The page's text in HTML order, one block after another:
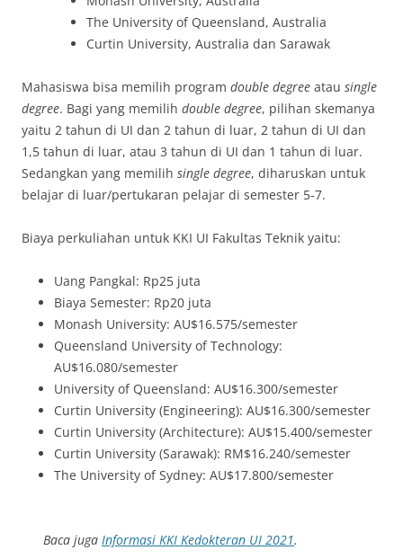
The University of Queensland, Australia
Curtin University, Australia dan Sarawak
Mahasiswa bisa memilih program double degree atau single
degree. Bagi yang memilih double degree, pilihan skemanya
yaitu 2 tahun di UI dan 2 tahun di luar, 2 tahun di UI dan
1,5 tahun di luar, atau 3 tahun di UI dan 1 tahun di luar.
Sedangkan yang memilih single degree, diharuskan untuk
belajar di luar/pertukaran pelajar di semester 5-7.
Biaya perkuliahan untuk KKI UI Fakultas Teknik yaitu:
Uang Pangkal: Rp25 juta
Biaya Semester: Rp20 juta
Monash University: AU$16.575/semester
Queensland University of Technology:
AU$16.080/semester
University of Queensland: AU$16.300/semester
Curtin University (Engineering): AU$16.300/semester
Curtin University (Architecture): AU$15.400/semester
Curtin University (Sarawak): RM$16.240/semester
The University of Sydney: AU$17.800/semester
Baca juga Informasi KKI Kedokteran UI 2021.